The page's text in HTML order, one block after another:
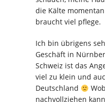
die Kälte
braucht viel pflege.
Ich bin übrigens
Geschäft in
Schweiz ist das
viel zu klein und
Deutschland
nachvollziehen